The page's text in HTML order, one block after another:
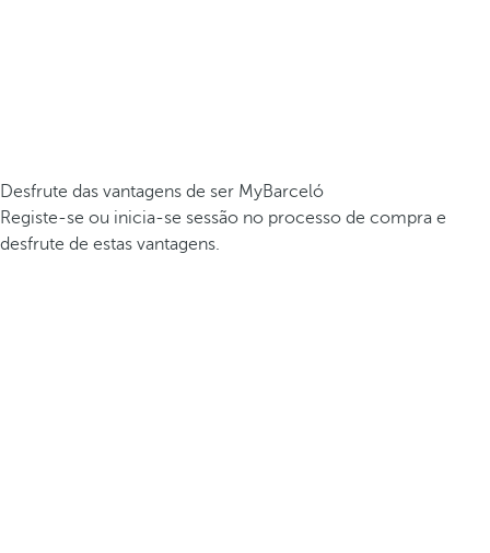
Desfrute das vantagens de ser MyBarceló
Registe-se ou inicia-se sessão no processo de compra e
desfrute de estas vantagens.